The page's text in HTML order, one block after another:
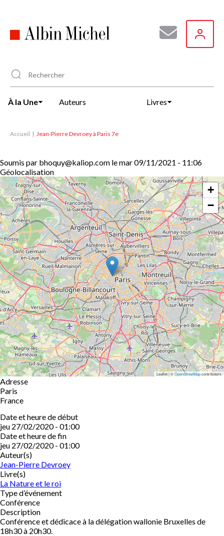
principal
À la Une Auteurs Livres
Accueil Jean-Pierre Devroey à Paris 7e
Soumis par bhoquy@kaliop.com lemar 09/11/2021 - 11:06
Géolocalisation
+
−
Leaflet | ©OpenStreetMapcontributors
Adresse
Paris
France
Date et heure de début
jeu 27/02/2020 - 01:00
Date et heure de fin
jeu 27/02/2020 - 01:00
Auteur(s)
Jean-Pierre Devroey
Livre(s)
La Nature et le roi
Type d’événement
Conférence
Description
Conférence et dédicace à la délégation wallonie Bruxelles de
18h30 à 20h30.